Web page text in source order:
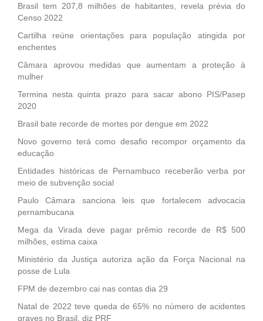
Brasil tem 207,8 milhões de habitantes, revela prévia do
Censo 2022
Cartilha reúne orientações para população atingida por
enchentes
Câmara aprovou medidas que aumentam a proteção à
mulher
Termina nesta quinta prazo para sacar abono PIS/Pasep
2020
Brasil bate recorde de mortes por dengue em 2022
Novo governo terá como desafio recompor orçamento da
educação
Entidades históricas de Pernambuco receberão verba por
meio de subvenção social
Paulo Câmara sanciona leis que fortalecem advocacia
pernambucana
Mega da Virada deve pagar prêmio recorde de R$ 500
milhões, estima caixa
Ministério da Justiça autoriza ação da Força Nacional na
posse de Lula
FPM de dezembro cai nas contas dia 29
Natal de 2022 teve queda de 65% no número de acidentes
graves no Brasil, diz PRF